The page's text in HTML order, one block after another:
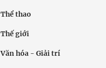
Thể thao
Thế giới
Văn hóa - Giải trí